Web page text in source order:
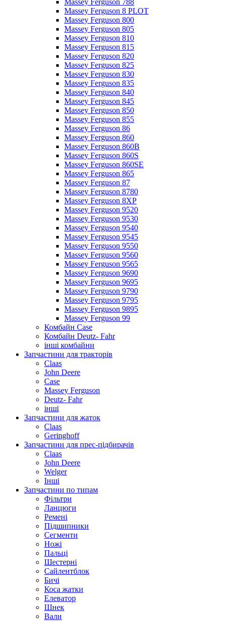
Massey Ferguson 788
Massey Ferguson 8 PLOT
Massey Ferguson 800
Massey Ferguson 805
Massey Ferguson 810
Massey Ferguson 815
Massey Ferguson 820
Massey Ferguson 825
Massey Ferguson 830
Massey Ferguson 835
Massey Ferguson 840
Massey Ferguson 845
Massey Ferguson 850
Massey Ferguson 855
Massey Ferguson 86
Massey Ferguson 860
Massey Ferguson 860B
Massey Ferguson 860S
Massey Ferguson 860SE
Massey Ferguson 865
Massey Ferguson 87
Massey Ferguson 8780
Massey Ferguson 8XP
Massey Ferguson 9520
Massey Ferguson 9530
Massey Ferguson 9540
Massey Ferguson 9545
Massey Ferguson 9550
Massey Ferguson 9560
Massey Ferguson 9565
Massey Ferguson 9690
Massey Ferguson 9695
Massey Ferguson 9790
Massey Ferguson 9795
Massey Ferguson 9895
Massey Ferguson 99
Комбайн Case
Комбайн Deutz- Fahr
інші комбайни
Запчастини для тракторів
Claas
John Deere
Case
Massey Ferguson
Deutz- Fahr
інші
Запчастини для жаток
Claas
Geringhoff
Запчастини для прес-підбирачів
Claas
John Deere
Welger
Інші
Запчастини по типам
Фільтри
Ланцюги
Ремені
Підшипники
Сегменти
Ножі
Пальці
Шестерні
Сайлентблок
Бичі
Коса жатки
Елеватор
Шнек
Вали